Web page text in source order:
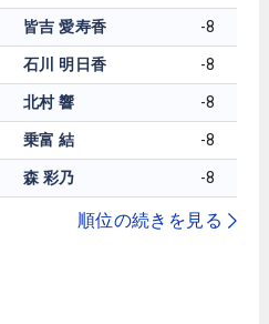
皆吉 愛寿香 -8
石川 明日香 -8
北村 響 -8
乗富 結 -8
森 彩乃 -8
順位の続きを見る